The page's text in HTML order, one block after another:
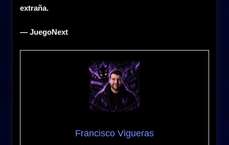
extraña.
— JuegoNext
Francisco Vigueras